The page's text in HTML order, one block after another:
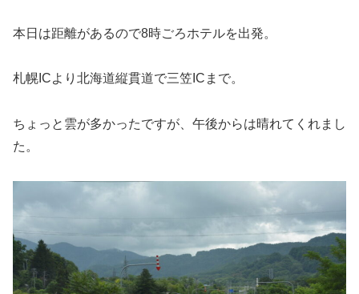
本日は距離があるので8時ごろホテルを出発。
札幌ICより北海道縦貫道で三笠ICまで。
ちょっと雲が多かったですが、午後からは晴れてくれまし
た。